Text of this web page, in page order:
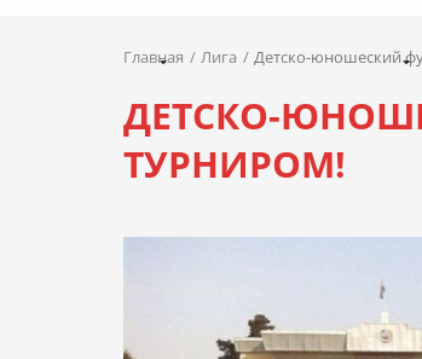
Главная Лига Детско-юношеский
ДЕТСКО-
ТУРНИРОМ!